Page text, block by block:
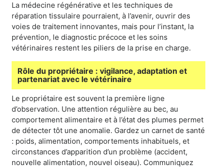
La médecine régénérative et les techniques de
réparation tissulaire pourraient, à l’avenir, ouvrir des
voies de traitement innovantes, mais pour l’instant, la
prévention, le diagnostic précoce et les soins
vétérinaires restent les piliers de la prise en charge.
Rôle du propriétaire : vigilance, adaptation et
partenariat avec le vétérinaire
Le propriétaire est souvent la première ligne
d’observation. Une attention régulière au bec, au
comportement alimentaire et à l’état des plumes permet
de détecter tôt une anomalie. Gardez un carnet de santé
: poids, alimentation, comportements inhabituels, et
circonstances d’apparition d’un problème (accident,
nouvelle alimentation, nouvel oiseau). Communiquez